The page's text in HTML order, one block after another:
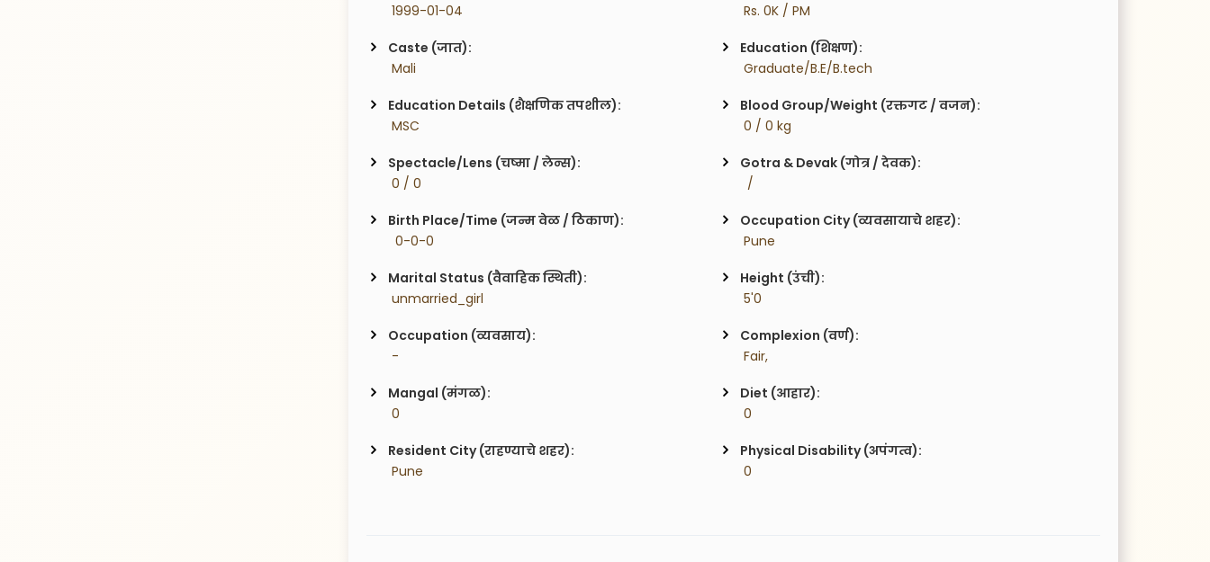
1999-01-04
Rs. 0K / PM
Caste (जात):
Mali
Education (शिक्षण):
Graduate/B.E/B.tech
Education Details (शैक्षणिक तपशील):
MSC
Blood Group/Weight (रक्तगट / वजन):
0 / 0 kg
Spectacle/Lens (चष्मा / लेन्स):
0 / 0
Gotra & Devak (गोत्र / देवक):
  /
Birth Place/Time (जन्म वेळ / ठिकाण):
  0-0-0
Occupation City (व्यवसायाचे शहर):
Pune
Marital Status (वैवाहिक स्थिती):
unmarried_girl
Height (उंची):
5'0
Occupation (व्यवसाय):
-
Complexion (वर्ण):
Fair,
Mangal (मंगळ):
0
Diet (आहार):
0
Resident City (राहण्याचे शहर):
Pune
Physical Disability (अपंगत्व):
0